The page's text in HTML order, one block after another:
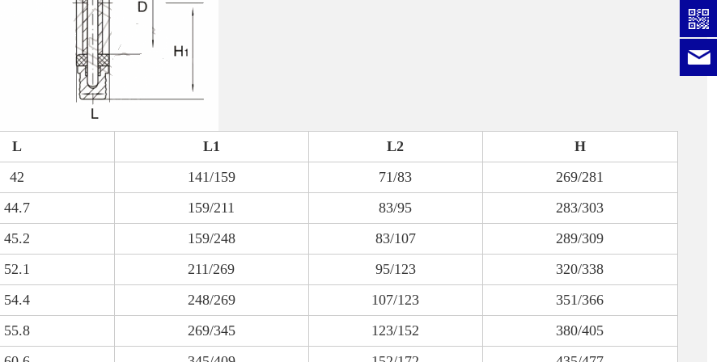
L L1 L2
H
42
141/159 71/83
269/281
44.7
159/211 83/95
283/303
45.2
159/248 83/107
289/309
52.1
211/269 95/123
320/338
54.4
248/269 107/123
351/366
55.8
269/345 123/152
380/405